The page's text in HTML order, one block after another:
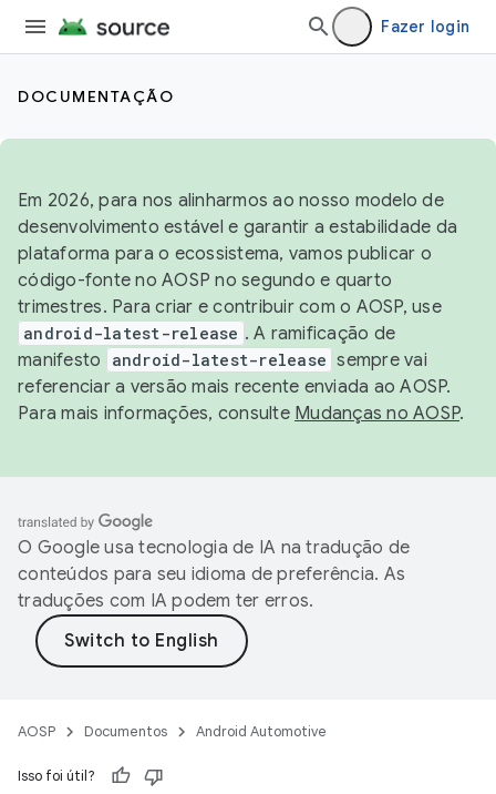
Fazer login
DOCUMENTAÇÃO
Em 2026, para nos alinharmos ao nosso modelo de
desenvolvimento estável e garantir a estabilidade da
plataforma para o ecossistema, vamos publicar o
código-fonte no AOSP no segundo e quarto
trimestres. Para criar e contribuir com o AOSP, use
android-latest-release . A ramificação de
manifesto
android-latest-release sempre vai
referenciar a versão mais recente enviada ao AOSP.
Para mais informações, consulte Mudanças no AOSP.
O Google usa tecnologia de IA na tradução de
conteúdos para seu idioma de preferência. As
traduções com IA podem ter erros.
AOSP Documentos Android Automotive
Isso foi útil?